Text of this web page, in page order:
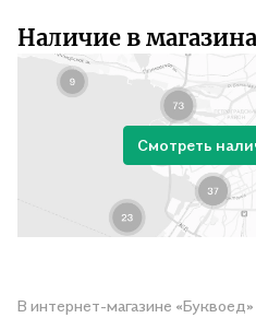
Наличие в
Смотреть
В интернет-магазине